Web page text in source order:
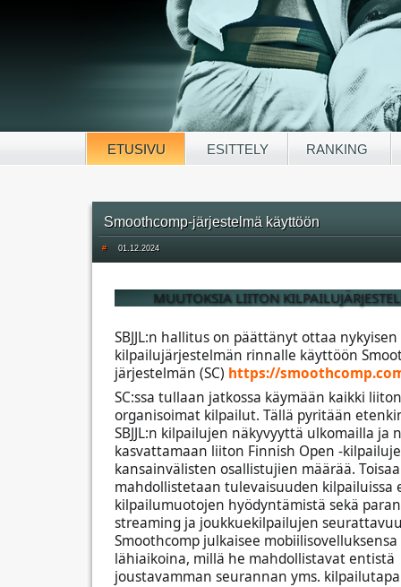
ETUSIVU ESITTELY RANKING
Smoothcomp-järjestelmä käyttöön
# 01.12.2024
MUUTOKSIA LIITON
SBJJL:n hallitus on päättänyt ottaa nykyisen
kilpailujärjestelmän rinnalle käyttöön
järjestelmän (SC) https://
SC:ssa tullaan jatkossa käymään kaikki
organisoimat kilpailut. Tällä pyritään
SBJJL:n kilpailujen näkyvyyttä ulkomailla ja
kasvattamaan liiton Finnish Open -
kansainvälisten osallistujien määrää.
mahdollistetaan tulevaisuuden kilpailuissa
kilpailumuotojen hyödyntämistä sekä
streaming ja joukkuekilpailujen
Smoothcomp julkaisee
lähiaikoina, millä he mahdollistavat entistä
joustavamman seurannan yms.